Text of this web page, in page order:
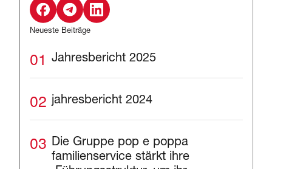
Neueste Beiträge
01 Jahresbericht 2025
02 jahresbericht 2024
03 Die Gruppe pop e poppa
familienservice stärkt ihre